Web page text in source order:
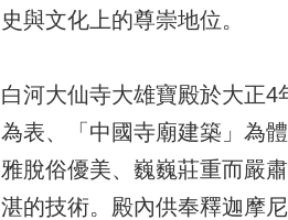
史與文化上的尊崇地位。
白河大仙寺大雄寶殿於大正4
為表、「中國寺廟建築」為
雅脫俗優美、巍巍莊重而嚴
湛的技術。殿內供奉釋迦摩